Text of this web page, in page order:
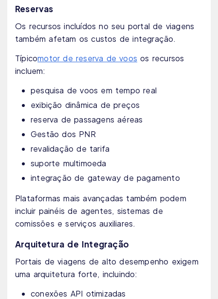
Reservas
Os recursos incluídos no seu portal de viagens
também afetam os custos de integração.
Típicomotor de reserva de voos os recursos
incluem:
pesquisa de voos em tempo real
exibição dinâmica de preços
reserva de passagens aéreas
Gestão dos PNR
revalidação de tarifa
suporte multimoeda
integração de gateway de pagamento
Plataformas mais avançadas também podem
incluir painéis de agentes, sistemas de
comissões e serviços auxiliares.
Arquitetura de Integração
Portais de viagens de alto desempenho exigem
uma arquitetura forte, incluindo:
conexões API otimizadas